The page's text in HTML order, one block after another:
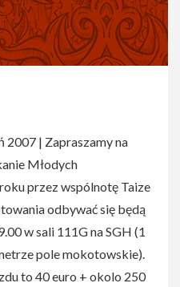
2007 | Zapraszamy na
Młodych
przez wspólnotę Taize
odbywać się będą
w sali 111G na SGH (1
pole mokotowskie).
to 40 euro + okolo 250